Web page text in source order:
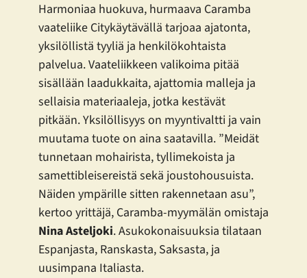
Harmoniaa huokuva, hurmaava Caramba
vaateliike Citykäytävällä tarjoaa ajatonta,
yksilöllistä tyyliä ja henkilökohtaista
palvelua. Vaateliikkeen valikoima pitää
sisällään laadukkaita, ajattomia malleja ja
sellaisia materiaaleja, jotka kestävät
pitkään. Yksilöllisyys on myyntivaltti ja vain
muutama tuote on aina saatavilla. ”Meidät
tunnetaan mohairista, tyllimekoista ja
samettibleisereistä sekä joustohousuista.
Näiden ympärille sitten rakennetaan asu”,
kertoo yrittäjä, Caramba-myymälän omistaja
Nina Asteljoki. Asukokonaisuuksia tilataan
Espanjasta, Ranskasta, Saksasta, ja
uusimpana Italiasta.